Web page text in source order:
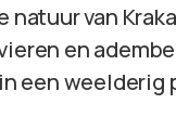
van
en
een weelderig